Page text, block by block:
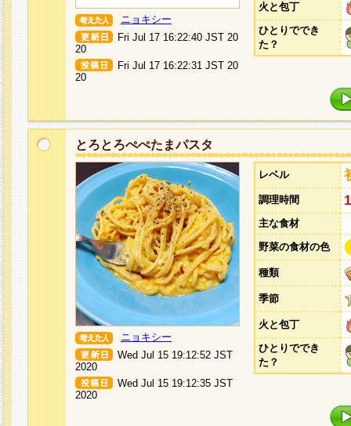
ニョキシー
Fri Jul 17 16:22:40 JST 20
20
Fri Jul 17 16:22:31 JST 20
20
火と包丁
ひとりででき
た？
とろとろぺぺたまパスタ
ニョキシー
Wed Jul 15 19:12:52 JST
2020
Wed Jul 15 19:12:35 JST
2020
レベル
調理時間
主な食材
野菜の食材の色
種類
季節
火と包丁
ひとりででき
た？